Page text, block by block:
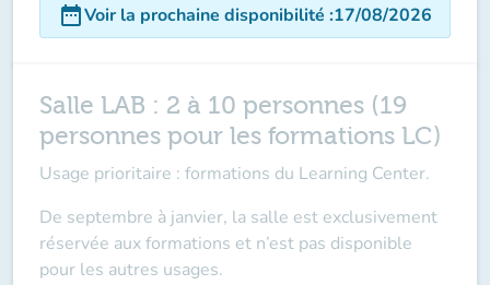
date_rangeVoir la prochaine disponibilité :17/08/2026
Salle LAB : 2 à 10 personnes (19
personnes pour les formations LC)
Usage prioritaire : formations du Learning Center.
De septembre à janvier, la salle est exclusivement
réservée aux formations et n’est pas disponible
pour les autres usages.